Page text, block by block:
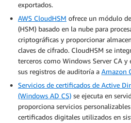
exportados.
AWS CloudHSM ofrece un módulo
(HSM) basado en la nube para
criptográficas y proporcionar
claves de cifrado. CloudHSM se
terceros como Windows Server CA
sus registros de auditoría a Amazon
Servicios de certificados de Active
(Windows AD CS) se ejecuta en
proporciona servicios
certificados digitales utilizados en